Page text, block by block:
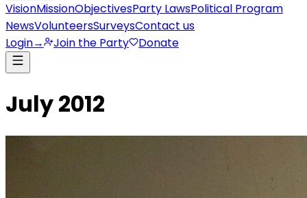
VisionMissionObjectivesParty LawsPolitical Program
NewsVolunteersSurveysContact us
Login→ Join the Party Donate
July 2012